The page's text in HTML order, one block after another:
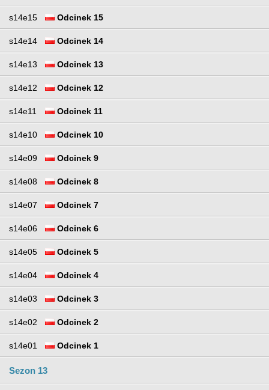
s14e15 Odcinek 15
s14e14 Odcinek 14
s14e13 Odcinek 13
s14e12 Odcinek 12
s14e11 Odcinek 11
s14e10 Odcinek 10
s14e09 Odcinek 9
s14e08 Odcinek 8
s14e07 Odcinek 7
s14e06 Odcinek 6
s14e05 Odcinek 5
s14e04 Odcinek 4
s14e03 Odcinek 3
s14e02 Odcinek 2
s14e01 Odcinek 1
Sezon 13